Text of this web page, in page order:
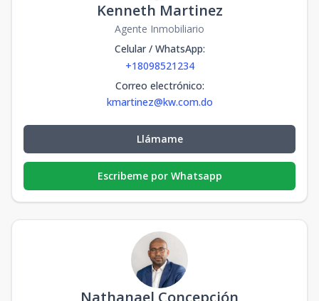
Kenneth Martinez
Agente Inmobiliario
Celular / WhatsApp:
+18098521234
Correo electrónico:
kmartinez@kw.com.do
Llámame
Escribeme por Whatsapp
Nathanael Concepción